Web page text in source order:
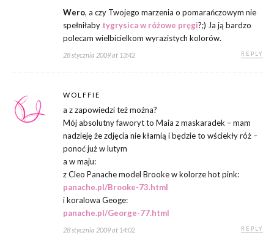
Wero, a czy Twojego marzenia o pomarańczowym nie
spełniłaby tygrysica w różowe pręgi?;) Ja ją bardzo
polecam wielbicielkom wyrazistych kolorów.
28 stycznia 2009 at 13:42 REPLY
WOLFFIE
a z zapowiedzi też można?
Mój absolutny faworyt to Maia z maskaradek – mam
nadzieję że zdjęcia nie kłamią i będzie to wściekły róż –
ponoć już w lutym
a w maju:
z Cleo Panache model Brooke w kolorze hot pink:
panache.pl/Brooke-73.html
i koralowa Geoge:
panache.pl/George-77.html
28 stycznia 2009 at 14:02 REPLY